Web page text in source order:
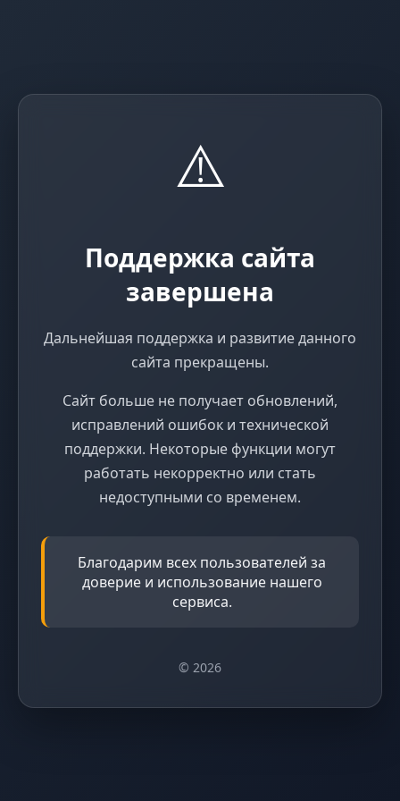
⚠️
Поддержка сайта
завершена
Дальнейшая поддержка и развитие данного
сайта прекращены.
Сайт больше не получает обновлений,
исправлений ошибок и технической
поддержки. Некоторые функции могут
работать некорректно или стать
недоступными со временем.
Благодарим всех пользователей за
доверие и использование нашего
сервиса.
© 2026